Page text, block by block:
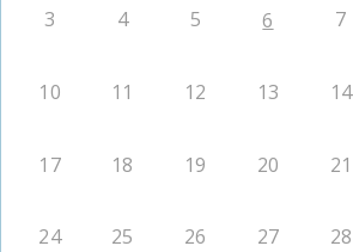
3 4 5 6 7
10 11 12 13 14
17 18 19 20 21
24 25 26 27 28